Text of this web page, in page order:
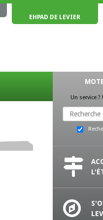
EHPAD DE LEVIER
Un service